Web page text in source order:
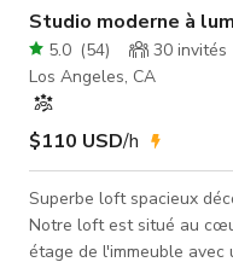
Studio moderne à
5.0 (54) 30 invités
Los Angeles, CA
$110 USD/h
Superbe loft spacieux
Notre loft est situé au
étage de l'immeuble